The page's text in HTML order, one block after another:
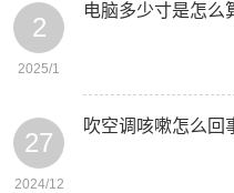
2
2025/1
电脑多少寸是怎么
27
2024/12
吹空调咳嗽怎么回